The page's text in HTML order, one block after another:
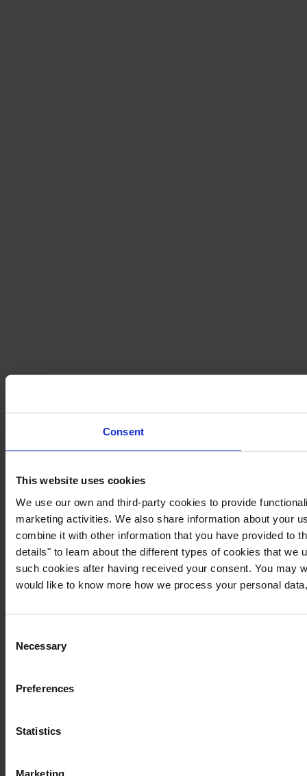
Consent
This website uses cookies
We use our own and third-party cookies to provide
marketing activities. We also share information about your
combine it with other information that you have provided to
details" to learn about the different types of cookies that
such cookies after having received your consent. You may
would like to know more how we process your personal
Selection
Necessary
Preferences
Statistics
Marketing